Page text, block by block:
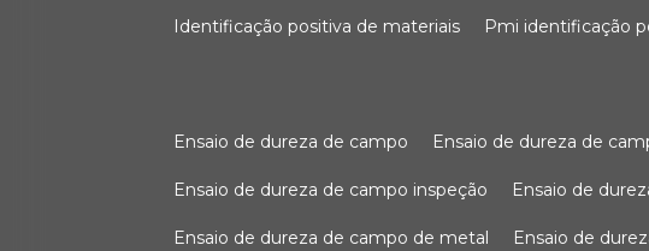
identificação positiva de materiais pmi identificação
ensaio de dureza de campo ensaio de dureza de
ensaio de dureza de campo inspeção ensaio de
ensaio de dureza de campo de metal ensaio de